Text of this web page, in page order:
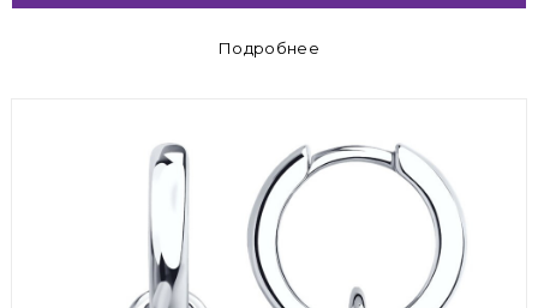
Подробнее